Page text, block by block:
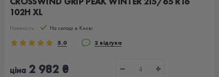
102H XL
Наявність:
На складі в Києві
5.0
2 відгука
ціна 2 982 ₴ − +